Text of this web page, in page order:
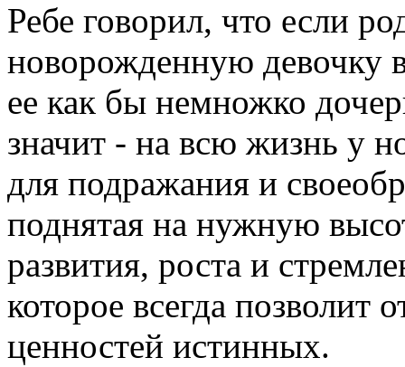
Ребе говорил, что если
новорожденную девочку
ее как бы немножко
значит - на всю жизнь у
для подражания и
поднятая на нужную
развития, роста и
которое всегда позволит
ценностей истинных.